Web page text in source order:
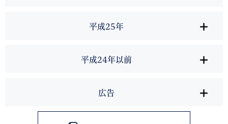
平成25年
平成24年以前
広告